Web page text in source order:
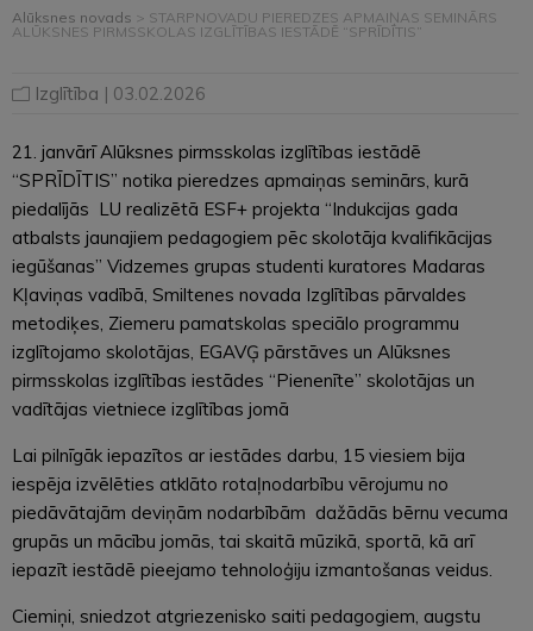
Alūksnes novads > STARPNOVADU PIEREDZES APMAIŅAS SEMINĀRS
ALŪKSNES PIRMSSKOLAS IZGLĪTĪBAS IESTĀDĒ “SPRĪDĪTIS”
Izglītība | 03.02.2026
21. janvārī Alūksnes pirmsskolas izglītības iestādē
“SPRĪDĪTIS” notika pieredzes apmaiņas seminārs, kurā
piedalījās LU realizētā ESF+ projekta “Indukcijas gada
atbalsts jaunajiem pedagogiem pēc skolotāja kvalifikācijas
iegūšanas” Vidzemes grupas studenti kuratores Madaras
Kļaviņas vadībā, Smiltenes novada Izglītības pārvaldes
metodiķes, Ziemeru pamatskolas speciālo programmu
izglītojamo skolotājas, EGAVĢ pārstāves un Alūksnes
pirmsskolas izglītības iestādes “Pienenīte” skolotājas un
vadītājas vietniece izglītības jomā
Lai pilnīgāk iepazītos ar iestādes darbu, 15 viesiem bija
iespēja izvēlēties atklāto rotaļnodarbību vērojumu no
piedāvātajām deviņām nodarbībām dažādās bērnu vecuma
grupās un mācību jomās, tai skaitā mūzikā, sportā, kā arī
iepazīt iestādē pieejamo tehnoloģiju izmantošanas veidus.
Ciemiņi, sniedzot atgriezenisko saiti pedagogiem, augstu